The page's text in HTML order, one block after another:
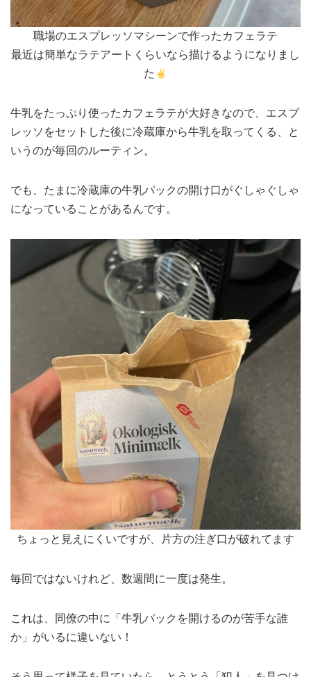
職場のエスプレッソマシーンで作ったカフェラテ
最近は簡単なラテアートくらいなら描けるようになりまし
た
牛乳をたっぷり使ったカフェラテが大好きなので、エスプ
レッソをセットした後に冷蔵庫から牛乳を取ってくる、と
いうのが毎回のルーティン。
でも、たまに冷蔵庫の牛乳パックの開け口がぐしゃぐしゃ
になっていることがあるんです。
ちょっと見えにくいですが、片方の注ぎ口が破れてます
毎回ではないけれど、数週間に一度は発生。
これは、同僚の中に「牛乳パックを開けるのが苦手な誰
か」がいるに違いない！